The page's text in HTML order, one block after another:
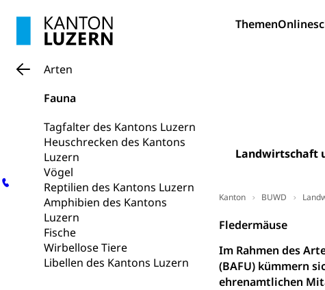
Themen
Landwirtschaft
Arten
Fauna
Tagfalter des Kantons Luzern
Heuschrecken des Kantons
Luzern
Vögel
Reptilien des Kantons Luzern
Amphibien des Kantons
Luzern
Fische
Wirbellose Tiere
Libellen des Kantons Luzern
Kanton BUWD
Fledermäuse
Im Rahmen des
(BAFU) kümmern
ehrenamtlichen